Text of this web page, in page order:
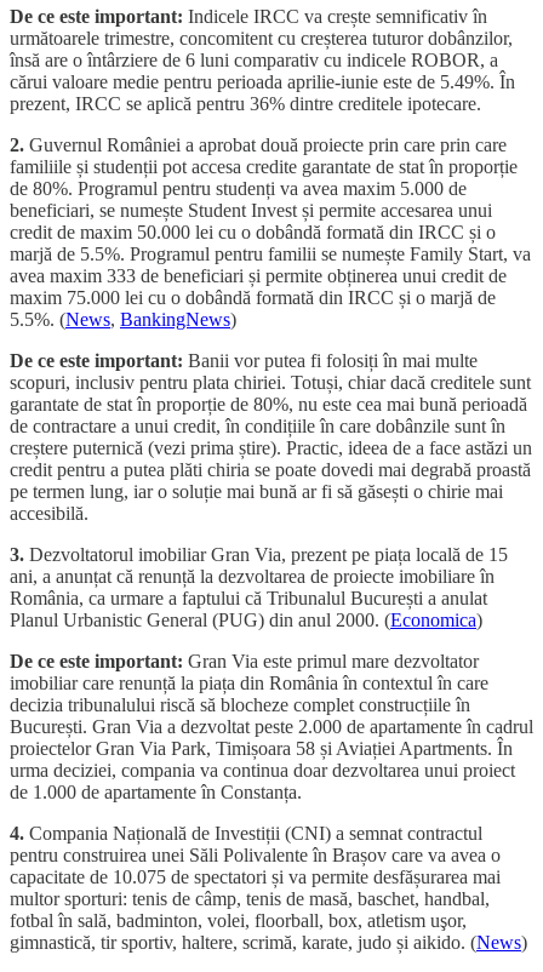
De ce este important: Indicele IRCC va crește semnificativ în
următoarele trimestre, concomitent cu creșterea tuturor dobânzilor,
însă are o întârziere de 6 luni comparativ cu indicele ROBOR, a
cărui valoare medie pentru perioada aprilie-iunie este de 5.49%. În
prezent, IRCC se aplică pentru 36% dintre creditele ipotecare.
2. Guvernul României a aprobat două proiecte prin care prin care
familiile și studenții pot accesa credite garantate de stat în proporție
de 80%. Programul pentru studenți va avea maxim 5.000 de
beneficiari, se numește Student Invest și permite accesarea unui
credit de maxim 50.000 lei cu o dobândă formată din IRCC și o
marjă de 5.5%. Programul pentru familii se numește Family Start, va
avea maxim 333 de beneficiari și permite obținerea unui credit de
maxim 75.000 lei cu o dobândă formată din IRCC și o marjă de
5.5%. (News, BankingNews)
De ce este important: Banii vor putea fi folosiți în mai multe
scopuri, inclusiv pentru plata chiriei. Totuși, chiar dacă creditele sunt
garantate de stat în proporție de 80%, nu este cea mai bună perioadă
de contractare a unui credit, în condițiile în care dobânzile sunt în
creștere puternică (vezi prima știre). Practic, ideea de a face astăzi un
credit pentru a putea plăti chiria se poate dovedi mai degrabă proastă
pe termen lung, iar o soluție mai bună ar fi să găsești o chirie mai
accesibilă.
3. Dezvoltatorul imobiliar Gran Via, prezent pe piața locală de 15
ani, a anunțat că renunță la dezvoltarea de proiecte imobiliare în
România, ca urmare a faptului că Tribunalul București a anulat
Planul Urbanistic General (PUG) din anul 2000. (Economica)
De ce este important: Gran Via este primul mare dezvoltator
imobiliar care renunță la piața din România în contextul în care
decizia tribunalului riscă să blocheze complet construcțiile în
București. Gran Via a dezvoltat peste 2.000 de apartamente în cadrul
proiectelor Gran Via Park, Timișoara 58 și Aviației Apartments. În
urma deciziei, compania va continua doar dezvoltarea unui proiect
de 1.000 de apartamente în Constanța.
4. Compania Națională de Investiții (CNI) a semnat contractul
pentru construirea unei Săli Polivalente în Brașov care va avea o
capacitate de 10.075 de spectatori și va permite desfășurarea mai
multor sporturi: tenis de câmp, tenis de masă, baschet, handbal,
fotbal în sală, badminton, volei, floorball, box, atletism uşor,
gimnastică, tir sportiv, haltere, scrimă, karate, judo și aikido. (News)